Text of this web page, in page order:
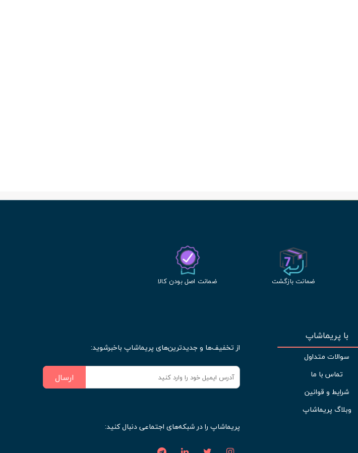
ضمانت بازگشت ضمانت اصل بودن کالا
با پریماشاپ
سوالات متداول
تماس با ما
شرایط و قوانین
وبلاگ پریماشاپ
از تخفیف‌ها و جدیدترین‌های پریماشاپ باخبرشوید:
ارسال
پریماشاپ را در شبکه‌های اجتماعی دنبال کنید: